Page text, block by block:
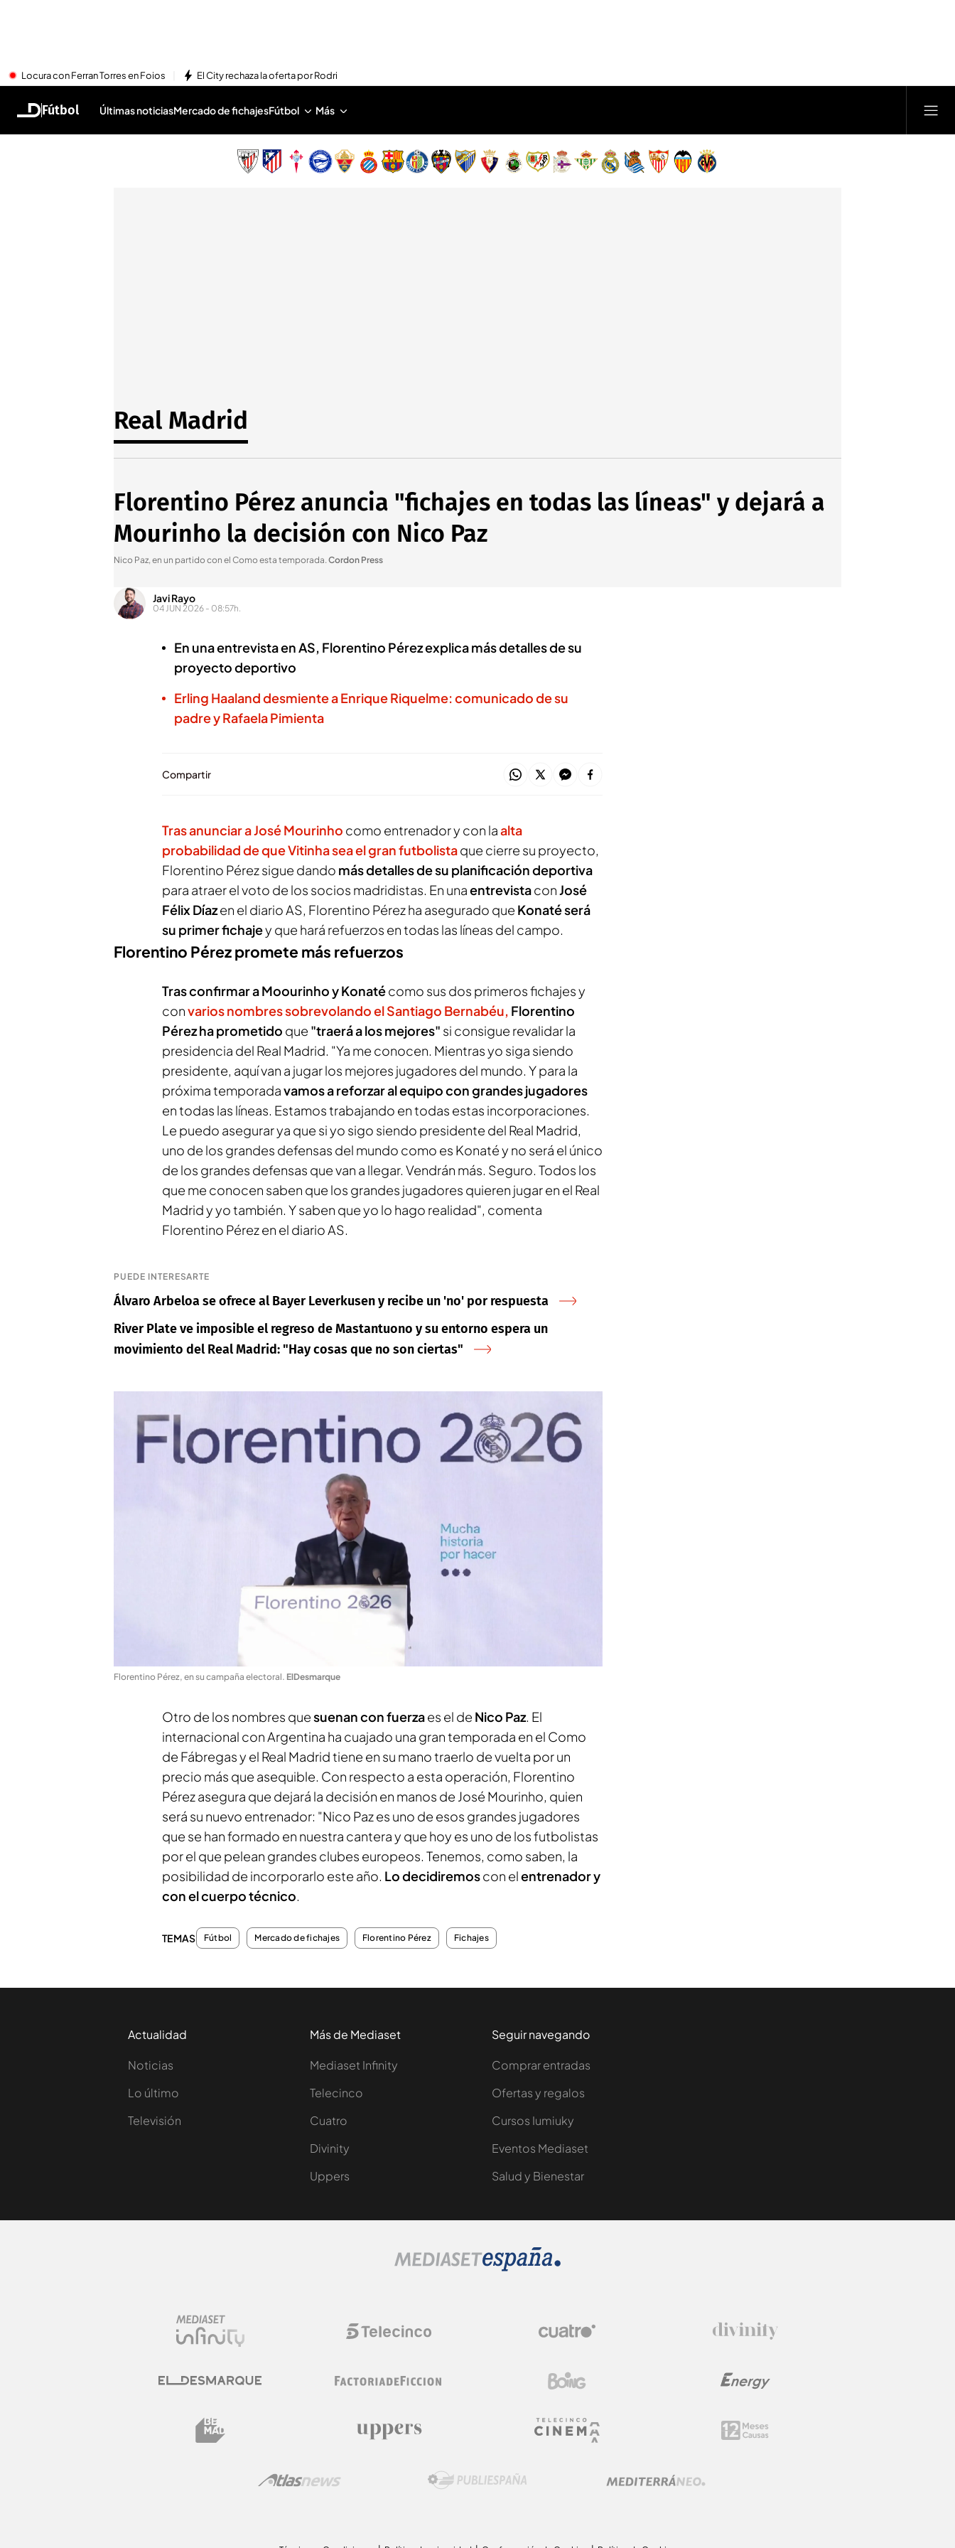
Locura con Ferran Torres en Foios El City rechaza la oferta por Rodri
Fútbol Últimas noticiasMercado de fichajesFútbol Más
Real Madrid
Florentino Pérez anuncia "fichajes en todas las líneas" y dejará a
Mourinho la decisión con Nico Paz
Nico Paz, en un partido con el Como esta temporada.Cordon Press
Javi Rayo
04 JUN 2026 - 08:57h.
En una entrevista en AS, Florentino Pérez explica más detalles de su
proyecto deportivo
Erling Haaland desmiente a Enrique Riquelme: comunicado de su
padre y Rafaela Pimienta
Compartir
Tras anunciar a José Mourinho como entrenador y con laalta
probabilidad de que Vitinha sea el gran futbolistaque cierre su proyecto,
Florentino Pérez sigue dando más detalles de su planificación deportiva
para atraer el voto de los socios madridistas. En unaentrevistaconJosé
Félix Díazen el diario AS, Florentino Pérez ha asegurado que Konaté será
su primer fichajey que hará refuerzos en todas las líneas del campo.
Florentino Pérez promete más refuerzos
Tras confirmar a Moourinho y Konatécomo sus dos primeros fichajes y
convarios nombres sobrevolando el Santiago Bernabéu, Florentino
Pérez ha prometido que "traerá a los mejores" si consigue revalidar la
presidencia del Real Madrid. "Ya me conocen. Mientras yo siga siendo
presidente, aquí van a jugar los mejores jugadores del mundo. Y para la
próxima temporadavamos a reforzar al equipo con grandes jugadores
en todas las líneas. Estamos trabajando en todas estas incorporaciones.
Le puedo asegurar ya que si yo sigo siendo presidente del Real Madrid,
uno de los grandes defensas del mundo como es Konaté y no será el único
de los grandes defensas que van a llegar. Vendrán más. Seguro. Todos los
que me conocen saben que los grandes jugadores quieren jugar en el Real
Madrid y yo también. Y saben que yo lo hago realidad", comenta
Florentino Pérez en el diario AS.
PUEDE INTERESARTE
Álvaro Arbeloa se ofrece al Bayer Leverkusen y recibe un 'no' por respuesta
River Plate ve imposible el regreso de Mastantuono y su entorno espera un
movimiento del Real Madrid: "Hay cosas que no son ciertas"
Florentino Pérez, en su campaña electoral. ElDesmarque
Otro de los nombres quesuenan con fuerzaes el de Nico Paz. El
internacional con Argentina ha cuajado una gran temporada en el Como
de Fábregas y el Real Madrid tiene en su mano traerlo de vuelta por un
precio más que asequible. Con respecto a esta operación, Florentino
Pérez asegura que dejará la decisión en manos de José Mourinho, quien
será su nuevo entrenador: "Nico Paz es uno de esos grandes jugadores
que se han formado en nuestra cantera y que hoy es uno de los futbolistas
por el que pelean grandes clubes europeos. Tenemos, como saben, la
posibilidad de incorporarlo este año. Lo decidiremoscon elentrenador y
con el cuerpo técnico.
TEMAS Fútbol Mercado de fichajes Florentino Pérez Fichajes
Actualidad
Noticias
Lo último
Televisión
Más de Mediaset
Mediaset Infinity
Telecinco
Cuatro
Divinity
Uppers
Seguir navegando
Comprar entradas
Ofertas y regalos
Cursos Iumiuky
Eventos Mediaset
Salud y Bienestar